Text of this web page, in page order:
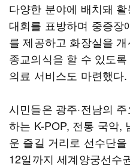
다양한 분야에 배치돼
대회를 표방하며 중증장
를 제공하고 화장실을
종교의식을 할 수 있도
의료 서비스도 마련했다.
시민들은 광주·전남의
하는 K-POP, 전통 국악,
운 즐길 거리로 선수단
12일까지 세계양궁선수